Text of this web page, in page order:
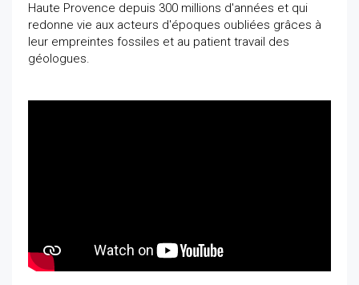
Haute Provence depuis 300 millions d'années et qui
redonne vie aux acteurs d'époques oubliées grâces à
leur empreintes fossiles et au patient travail des
géologues.